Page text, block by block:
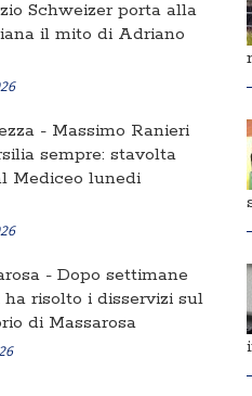
Schweizer porta alla
il mito di Adriano
- Massimo Ranieri
sempre: stavolta
Mediceo lunedi
- Dopo settimane
ha risolto i disservizi sul
di Massarosa